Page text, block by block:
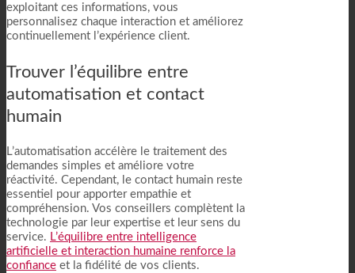
exploitant ces informations, vous
personnalisez chaque interaction et améliorez
continuellement l’expérience client.
Trouver l’équilibre entre
automatisation et contact
humain
L’automatisation accélère le traitement des
demandes simples et améliore votre
réactivité. Cependant, le contact humain reste
essentiel pour apporter empathie et
compréhension. Vos conseillers complètent la
technologie par leur expertise et leur sens du
service. L’équilibre entre intelligence
artificielle et interaction humaine renforce la
confiance et la fidélité de vos clients.